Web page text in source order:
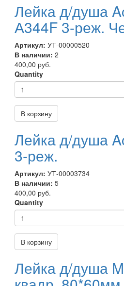
Лейка д/душа
А344F 3-реж.
Артикул: УТ-00000520
В наличии: 2
400,00 руб.
Quantity
В корзину
Лейка д/душа
3-реж.
Артикул: УТ-00003734
В наличии: 5
400,00 руб.
Quantity
В корзину
Лейка д/душа